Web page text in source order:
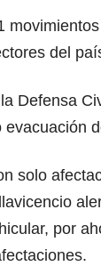
del
Defensa
solo
por